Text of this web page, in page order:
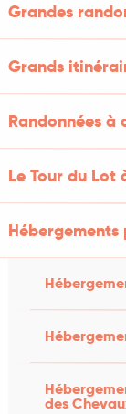
Grandes
Grands
Randonnées
Le Tour du Lot
des
An à
Concots